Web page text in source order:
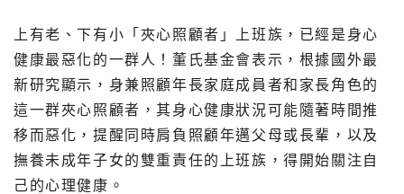
上有老、下有小「夾心照顧者」上班族，已經是身心
健康最惡化的一群人！董氏基金會表示，根據國外最
新研究顯示，身兼照顧年長家庭成員者和家長角色的
這一群夾心照顧者，其身心健康狀況可能隨著時間推
移而惡化，提醒同時肩負照顧年邁父母或長輩，以及
撫養未成年子女的雙重責任的上班族，得開始關注自
己的心理健康。